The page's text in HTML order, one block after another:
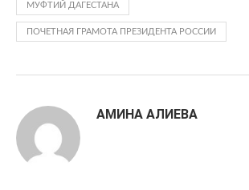
МУФТИЙ ДАГЕСТАНА
ПОЧЕТНАЯ ГРАМОТА ПРЕЗИДЕНТА РОССИИ
АМИНА АЛИЕВА